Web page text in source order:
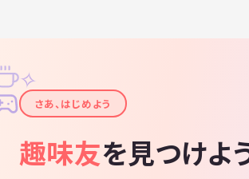
✦
✧
さあ、はじめよう
趣味友を見つけよ